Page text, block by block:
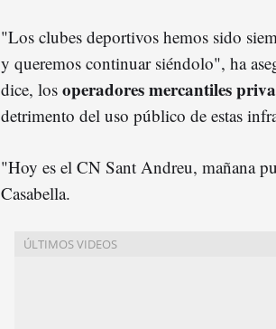
"Los clubes deportivos hemos sido
y queremos continuar siéndolo", ha
dice, los operadores mercantiles
detrimento del uso público de estas
"Hoy es el CN Sant Andreu, mañana
Casabella.